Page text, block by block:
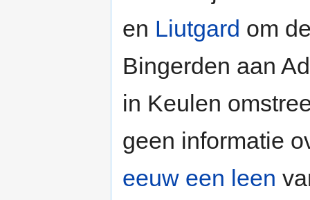
en Liutgard om
Bingerden aan
in Keulen
geen informatie
eeuw een leen